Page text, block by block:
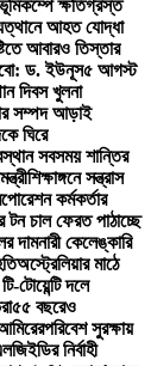
ক্ষতিগ্রস্ত
আহত যোদ্ধা
আবারও তিস্তার
ড. ইউনূস৫ আগস্ট
দিবস খুলনা
সম্পদ আড়াই
ঘিরে
সবসময় শান্তির
শিক্ষাঙ্গনে সন্ত্রাস
কর্মকর্তার
চাল ফেরত পাঠাচ্ছে
দামনারী কেলেঙ্কারি
অস্ট্রেলিয়ার মাঠে
টোয়েন্টি দলে
৫৫ বছরেও
পরিবেশ সুরক্ষায়
নির্বাহী